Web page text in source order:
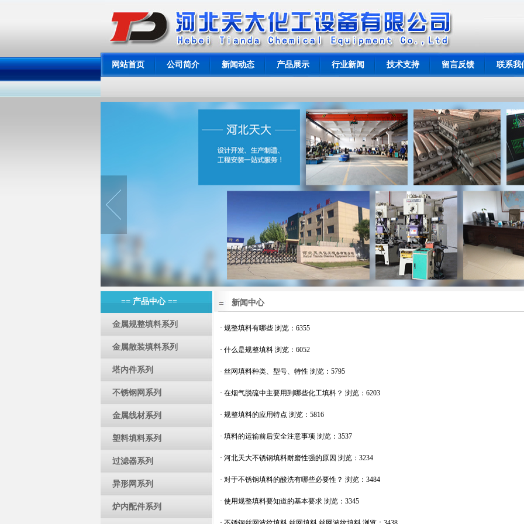
网站首页 公司简介 新闻动态 产品展示 行业新闻 技术支持 留言反馈 联系我
== 产品中心 ==
金属规整填料系列
金属散装填料系列
塔内件系列
不锈钢网系列
金属线材系列
塑料填料系列
过滤器系列
异形网系列
炉内配件系列
新闻中心
· 规整填料有哪些 浏览：6355
· 什么是规整填料 浏览：6052
· 丝网填料种类、型号、特性 浏览：5795
· 在烟气脱硫中主要用到哪些化工填料？ 浏览：6203
· 规整填料的应用特点 浏览：5816
· 填料的运输前后安全注意事项 浏览：3537
· 河北天大不锈钢填料耐磨性强的原因 浏览：3234
· 对于不锈钢填料的酸洗有哪些必要性？ 浏览：3484
· 使用规整填料要知道的基本要求 浏览：3345